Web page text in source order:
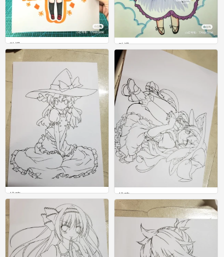
动漫
0
动漫
线稿 线稿